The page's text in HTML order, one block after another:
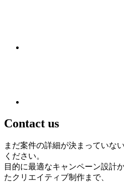
Contact us
まだ案件の詳細が決まっていな
ください。
目的に最適なキャンペーン設計
たクリエイティブ制作まで、